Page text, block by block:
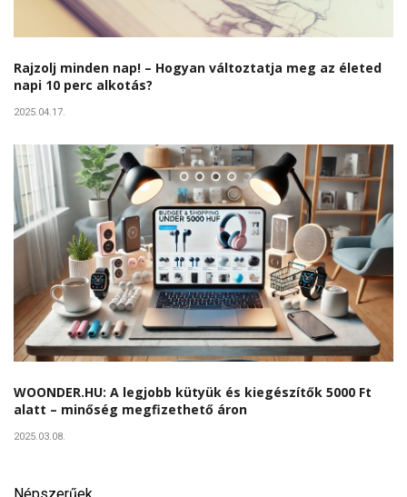
Rajzolj minden nap! – Hogyan változtatja meg az életed
napi 10 perc alkotás?
2025.04.17.
WOONDER.HU: A legjobb kütyük és kiegészítők 5000 Ft
alatt – minőség megfizethető áron
2025.03.08.